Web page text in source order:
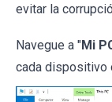
evitar la
Navegue a "Mi
cada dispositivo